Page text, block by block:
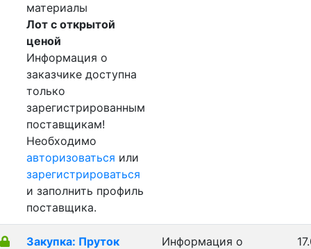
материалы
Лот с открытой
ценой
Информация о
заказчике доступна
только
зарегистрированным
поставщикам!
Необходимо
авторизоваться или
зарегистрироваться
и заполнить профиль
поставщика.
Закупка: Пруток
Информация о